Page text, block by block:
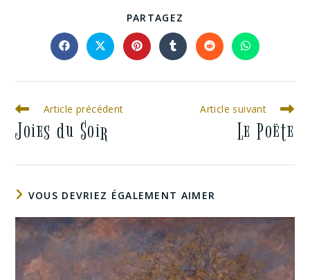
PARTAGEZ
Article précédent
Joies du Soir
Article suivant
Le Poëte
VOUS DEVRIEZ ÉGALEMENT AIMER